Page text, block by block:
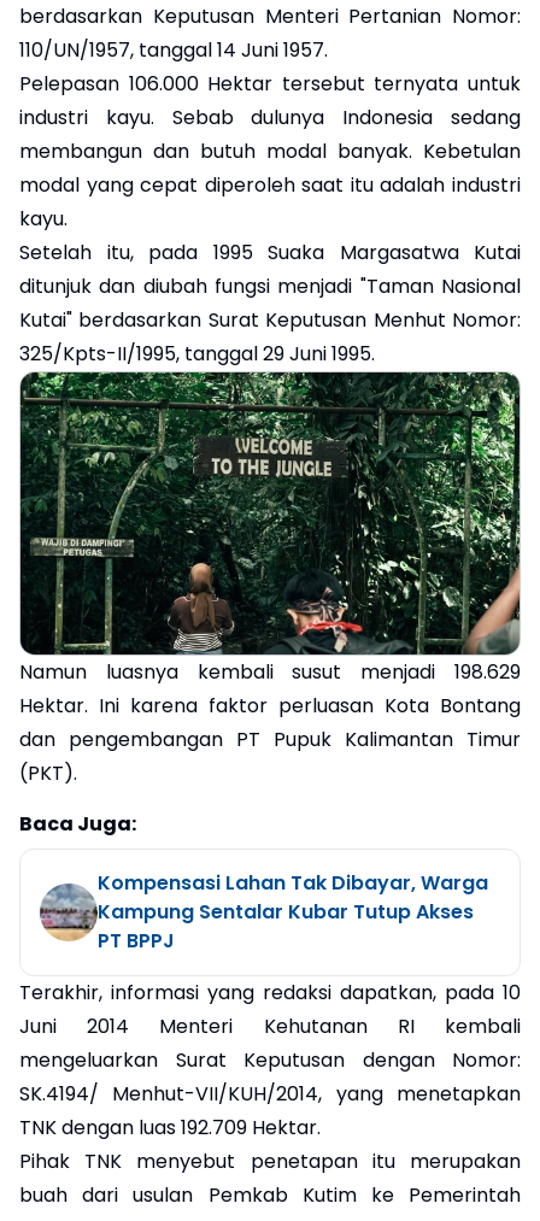
berdasarkan Keputusan Menteri Pertanian Nomor:
110/UN/1957, tanggal 14 Juni 1957.
Pelepasan 106.000 Hektar tersebut ternyata untuk
industri kayu. Sebab dulunya Indonesia sedang
membangun dan butuh modal banyak. Kebetulan
modal yang cepat diperoleh saat itu adalah industri
kayu.
Setelah itu, pada 1995 Suaka Margasatwa Kutai
ditunjuk dan diubah fungsi menjadi "Taman Nasional
Kutai" berdasarkan Surat Keputusan Menhut Nomor:
325/Kpts-II/1995, tanggal 29 Juni 1995.
Namun luasnya kembali susut menjadi 198.629
Hektar. Ini karena faktor perluasan Kota Bontang
dan pengembangan PT Pupuk Kalimantan Timur
(PKT).
Baca Juga:
Kompensasi Lahan Tak Dibayar, Warga
Kampung Sentalar Kubar Tutup Akses
PT BPPJ
Terakhir, informasi yang redaksi dapatkan, pada 10
Juni 2014 Menteri Kehutanan RI kembali
mengeluarkan Surat Keputusan dengan Nomor:
SK.4194/ Menhut-VII/KUH/2014, yang menetapkan
TNK dengan luas 192.709 Hektar.
Pihak TNK menyebut penetapan itu merupakan
buah dari usulan Pemkab Kutim ke Pemerintah